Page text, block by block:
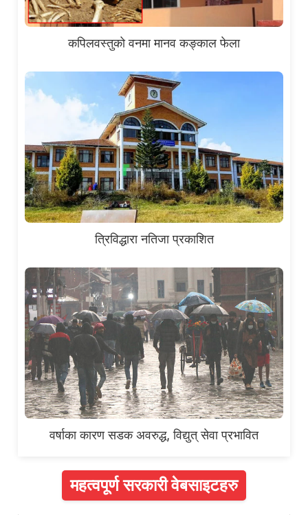
कपिलवस्तुको वनमा मानव कङ्काल फेला
त्रिविद्धारा नतिजा प्रकाशित
वर्षाका कारण सडक अवरुद्ध, विद्युत् सेवा प्रभावित
महत्वपूर्ण सरकारी वेबसाइटहरु